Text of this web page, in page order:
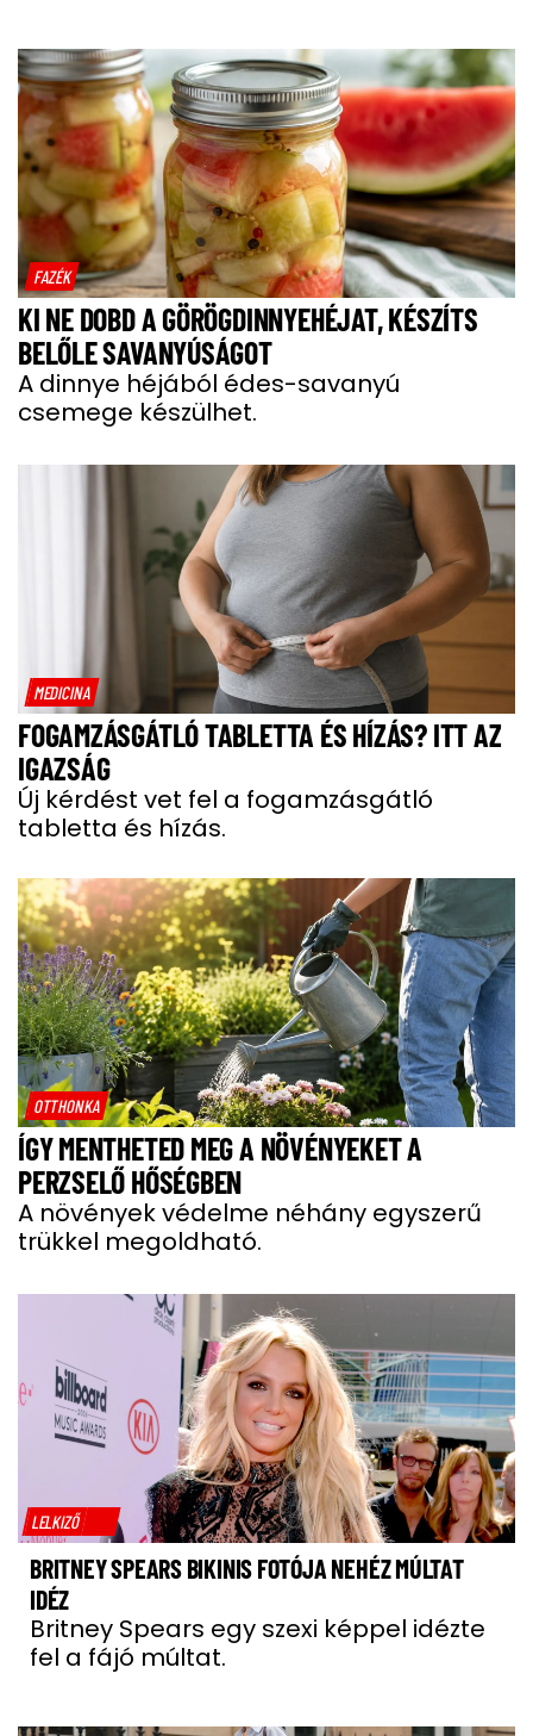
FAZÉK
KI NE DOBD A GÖRÖGDINNYEHÉJAT, KÉSZÍTS
BELŐLE SAVANYÚSÁGOT
A dinnye héjából édes-savanyú
csemege készülhet.
MEDICINA
FOGAMZÁSGÁTLÓ TABLETTA ÉS HÍZÁS? ITT AZ
IGAZSÁG
Új kérdést vet fel a fogamzásgátló
tabletta és hízás.
OTTHONKA
ÍGY MENTHETED MEG A NÖVÉNYEKET A
PERZSELŐ HŐSÉGBEN
A növények védelme néhány egyszerű
trükkel megoldható.
LELKIZŐ
BRITNEY SPEARS BIKINIS FOTÓJA NEHÉZ MÚLTAT
IDÉZ
Britney Spears egy szexi képpel idézte
fel a fájó múltat.